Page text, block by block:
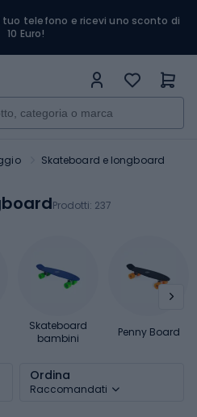
tuo telefono e ricevi uno sconto di
10 Euro!
Skateboard e longboard
Prodotti: 237
Skateboard
bambini
Penny Board
Ordina
Raccomandati